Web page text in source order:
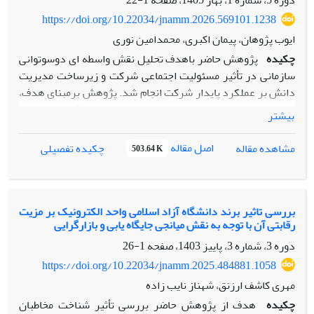
داد که اعتمادسازی، تعامل مخاطب، روایت و طراحی بصری همگی
نقش مؤثری در تقویت نگرش و رفتار زیست‌محیطی مخاطبان و
حمایت از محصولات سبز دارند. همچنین زیرساخت‌های فنی و
فناوری‌های نوین، مسیر اقناع و پذیرش سبک زندگی پایدار را
تسهیل می‌کنند.
https://doi.org/10.22034/jnamm.2026.569101.1238
ایوب پژوهان، پیمان اکبری، محمدامین نوری
چکیده پژوهش حاضر باهدف تحلیل نقش واسطه ای دوسوتوانی
سازمانی در تأثیر مسئولیت اجتماعی شرکت و زیرساخت مدیریت
دانش بر عملکرد پایدار شرکت انجام شد. پژوهش برمبنای هدف،
کاربردی و از نظر روش، پیمایشی است. جامعه آماری را کلیه
تشکیل داد. بر اساس روش نمونه گیری تصادفی ساده و فرمول
کوکران، تعداد 168 نفر به‌عنوان نمونه انتخاب شدند. ابزار
گردآوری داده‌ها پرسشنامه‌ استاندارد بود که روایی آن با استفاده
کرونباخ تأیید شد. داده ها با استفاده از مدل معادلات ساختاری در
نرم‌افزار SmartPLS3 تجزیه و تحلیل شدند. یافته‌های پژوهش
نشان داد که مقدار ضریب مسیر مسئولیت اجتماعی شرکت بر
دوسوتوانی سازمانی برابر 417/0، با میزان آماره T (081/5)؛ مقدار
ضریب مسیر زیرساخت مدیریت دانش بر دوسوتوانی سازمانی
برابر 379/0، مقدار ضریب مسیر مسئولیت اجتماعی بر عملکرد
بیشتر
مشاهده مقاله
اصل مقاله 503.64 K چکیده تفصیلی
بررسی تاثیر برند دانشگاه آزاد اسلامی واحد الکترونیک بر مزیت
رقابتی آن با توجه به نقش میانجی جایگاه یابی و بازارگرایی
دوره 3، شماره 3، پاییز 1403، صفحه
1-26
https://doi.org/10.22034/jnamm.2025.484881.1058
مهری کاشف ارزنق، شهناز نایب زاده
چکیده هدف از پژوهش حاضر بررسی تأثیر شناخت مخاطبان